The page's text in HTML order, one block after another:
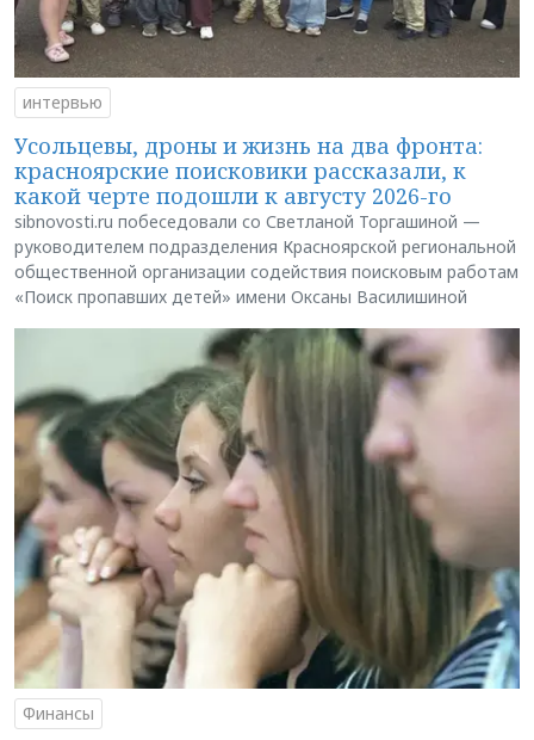
интервью
Усольцевы, дроны и жизнь на два фронта:
красноярские поисковики рассказали, к
какой черте подошли к августу 2026-го
sibnovosti.ru побеседовали со Светланой Торгашиной —
руководителем подразделения Красноярской региональной
общественной организации содействия поисковым работам
«Поиск пропавших детей» имени Оксаны Василишиной
Финансы